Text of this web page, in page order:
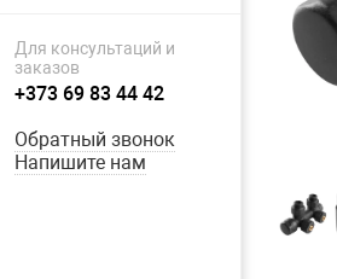
Для консультаций и
заказов
+373 69 83 44 42
Обратный звонок
Напишите нам